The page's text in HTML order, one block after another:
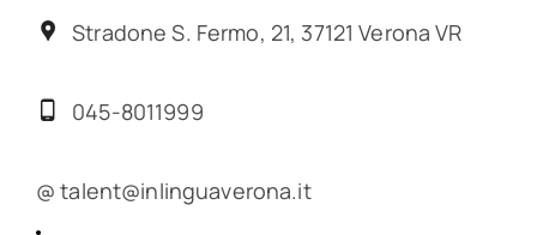
Stradone S. Fermo, 21, 37121 Verona VR
045-8011999
@ talent@inlinguaverona.it